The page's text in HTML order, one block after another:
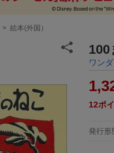
> 絵本(外国）
ワン
12ポ
発行形